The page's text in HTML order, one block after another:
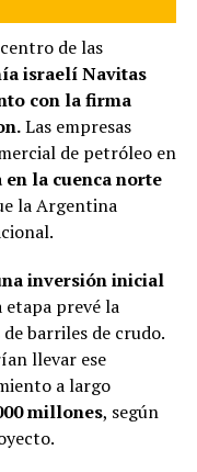
de las
israelí Navitas
con la firma
Las empresas
de petróleo en
la cuenca norte
la Argentina
inversión inicial
etapa prevé la
barriles de crudo.
llevar ese
a largo
millones, según